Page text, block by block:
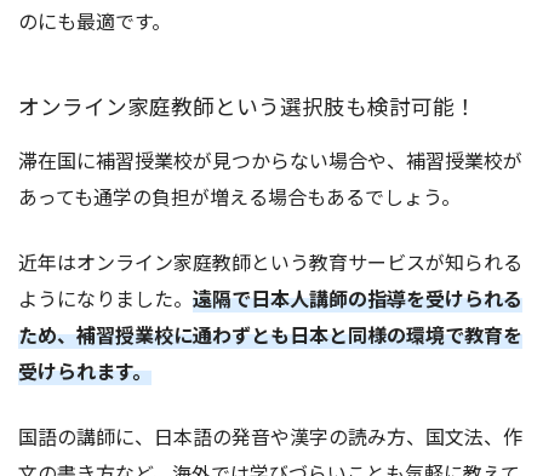
のにも最適です。
オンライン家庭教師という選択肢も検討可能！
滞在国に補習授業校が見つからない場合や、補習授業校が
あっても通学の負担が増える場合もあるでしょう。
近年はオンライン家庭教師という教育サービスが知られる
ようになりました。 遠隔で日本人講師の指導を受けられる
ため、補習授業校に通わずとも日本と同様の環境で教育を
受けられます。
国語の講師に、日本語の発音や漢字の読み方、国文法、作